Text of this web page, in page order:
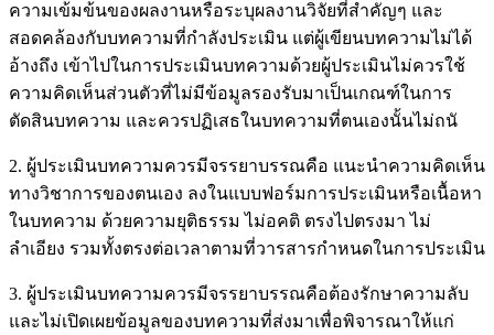
ความเข้มข้นของผลงานหรือระบุผลงานวิจัยที่สำคัญๆ และ
สอดคล้องกับบทความที่กำลังประเมิน แต่ผู้เขียนบทความไม่ได้
อ้างถึง เข้าไปในการประเมินบทความด้วยผู้ประเมินไม่ควรใช้
ความคิดเห็นส่วนตัวที่ไม่มีข้อมูลรองรับมาเป็นเกณฑ์ในการ
ตัดสินบทความ และควรปฏิเสธในบทความที่ตนเองนั้นไม่ถนั
2. ผู้ประเมินบทความควรมีจรรยาบรรณคือ แนะนำความคิดเห็น
ทางวิชาการของตนเอง ลงในแบบฟอร์มการประเมินหรือเนื้อหา
ในบทความ ด้วยความยุติธรรม ไม่อคติ ตรงไปตรงมา ไม่
ลำเอียง รวมทั้งตรงต่อเวลาตามที่วารสารกำหนดในการประเมิน
3. ผู้ประเมินบทความควรมีจรรยาบรรณคือต้องรักษาความลับ
และไม่เปิดเผยข้อมูลของบทความที่ส่งมาเพื่อพิจารณาให้แก่